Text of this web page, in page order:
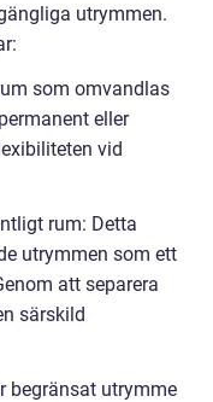
utrymmen.
som omvandlas
eller
vid
rum: Detta
utrymmen som ett
att separera
särskild
begränsat utrymme